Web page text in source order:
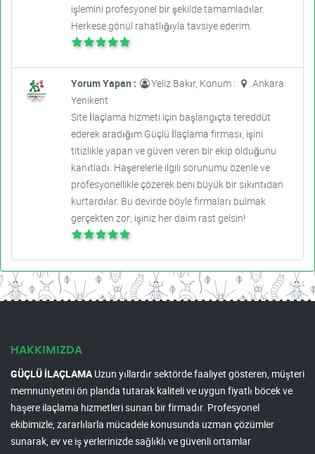
işlemini profesyonel bir şekilde tamamladılar.
Herkese gönül rahatlığıyla tavsiye ederim.
Yorum Yapan : Yeliz Bakır, Konum :
Ankara
Yenikent
Site İlaçlama hizmeti için başlangıçta tereddüt
ederek aradığım Güçlü İlaçlama firması, işini
titizlikle yapan ve güven veren bir ekip olduğunu
kanıtladı. Haşerelerle ilgili sorunumu özenle ve
profesyonellikle çözerek beni büyük bir sıkıntıdan
kurtardılar. Bu devirde böyle firmaları bulmak
gerçekten zor; işiniz her daim rast gelsin!
HAKKIMIZDA
GÜÇLÜ İLAÇLAMAUzun yıllardır sektörde faaliyet gösteren, müşteri
memnuniyetini ön planda tutarak kaliteli ve uygun fiyatlı böcek ve
haşere ilaçlama hizmetleri sunan bir firmadır. Profesyonel
ekibimizle, zararlılarla mücadele konusunda uzman çözümler
sunarak, ev ve iş yerlerinizde sağlıklı ve güvenli ortamlar